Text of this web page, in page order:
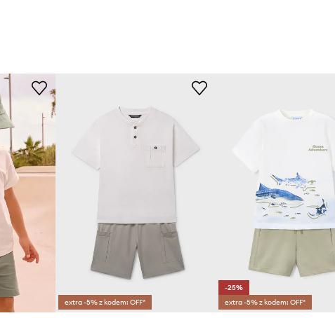
extra -5% z kodem: OFF*
-25%
extra -5% z kodem: OFF*